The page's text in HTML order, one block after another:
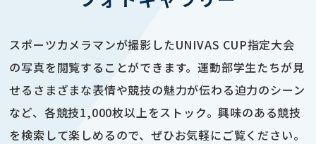
スポーツカメラマンが撮影したUNIVAS CUP指定大会
の写真を閲覧することができます。運動部学生たちが見
せるさまざまな表情や競技の魅力が伝わる迫力のシーン
など、各競技1,000枚以上をストック。興味のある競技
を検索して楽しめるので、ぜひお気軽にご覧ください。